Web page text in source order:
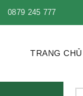
0879 245 777
TRANG CHỦ